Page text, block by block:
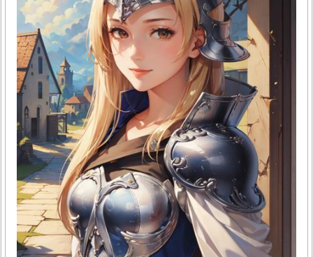
세히 살펴보도록 하겠습니다.1. 비타민 D 부족의 증상비타민
D가 부족하면 다양한 증상이 나타날 수 있어요. 가장 흔한 증
상 중 하나는 피로감이에요. 이러한 피로감은..